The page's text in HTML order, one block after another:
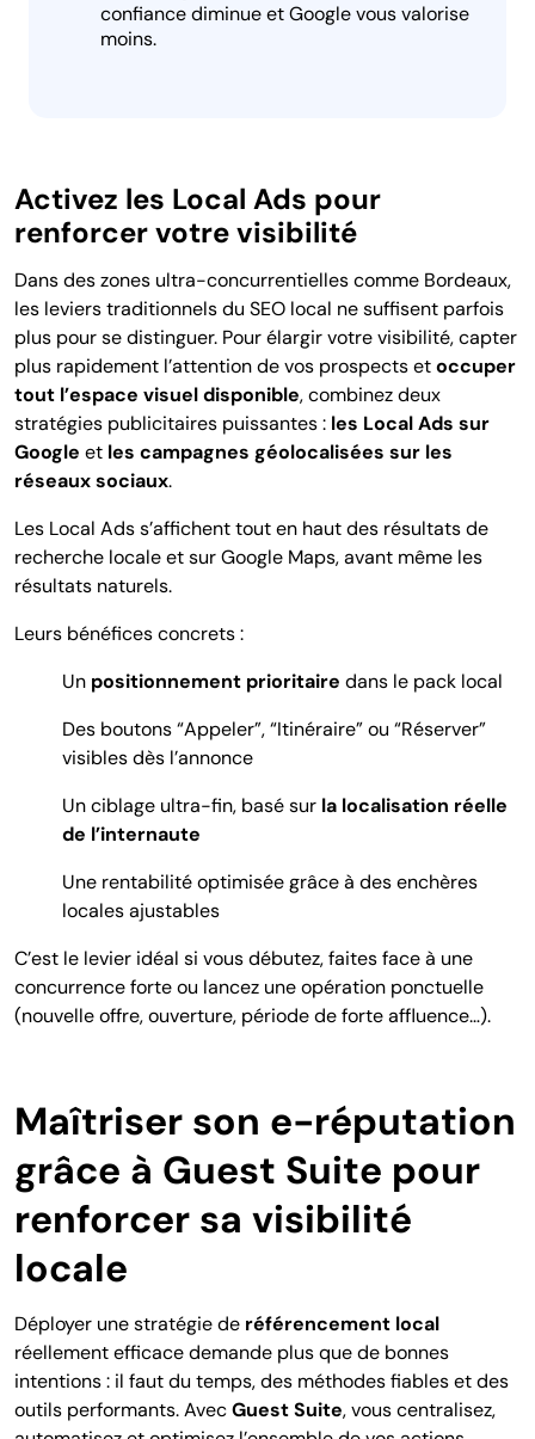
confiance diminue et Google vous valorise
moins.
Activez les Local Ads pour
renforcer votre visibilité
Dans des zones ultra-concurrentielles comme Bordeaux,
les leviers traditionnels du SEO local ne suffisent parfois
plus pour se distinguer. Pour élargir votre visibilité, capter
plus rapidement l’attention de vos prospects etoccuper
tout l’espace visuel disponible, combinez deux
stratégies publicitaires puissantes : les Local Ads sur
Google et les campagnes géolocalisées sur les
réseaux sociaux.
Les Local Ads s’affichent tout en haut des résultats de
recherche locale et sur Google Maps, avant même les
résultats naturels.
Leurs bénéfices concrets :
Un positionnement prioritaire dans le pack local
Des boutons “Appeler”, “Itinéraire” ou “Réserver”
visibles dès l’annonce
Un ciblage ultra-fin, basé sur la localisation réelle
de l’internaute
Une rentabilité optimisée grâce à des enchères
locales ajustables
C’est le levier idéal si vous débutez, faites face à une
concurrence forte ou lancez une opération ponctuelle
(nouvelle offre, ouverture, période de forte affluence…).
Maîtriser son e-réputation
grâce à Guest Suite pour
renforcer sa visibilité
locale
Déployer une stratégie de référencement local
réellement efficace demande plus que de bonnes
intentions : il faut du temps, des méthodes fiables et des
outils performants. AvecGuest Suite, vous centralisez,